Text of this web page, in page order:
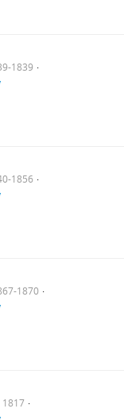
1839
1856
1870
1817